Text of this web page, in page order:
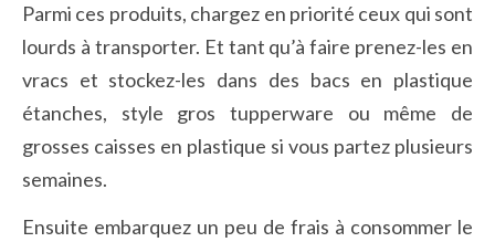
Parmi ces produits, chargez en priorité ceux qui sont
lourds à transporter. Et tant qu’à faire prenez-les en
vracs et stockez-les dans des bacs en plastique
étanches, style gros tupperware ou même de
grosses caisses en plastique si vous partez plusieurs
semaines.
Ensuite embarquez un peu de frais à consommer le